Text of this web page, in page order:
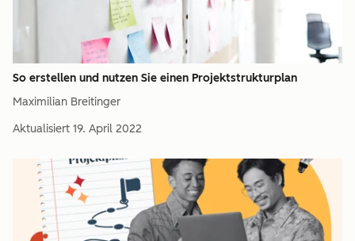
So erstellen und nutzen Sie einen Projektstrukturplan
Maximilian Breitinger
Aktualisiert 19. April 2022